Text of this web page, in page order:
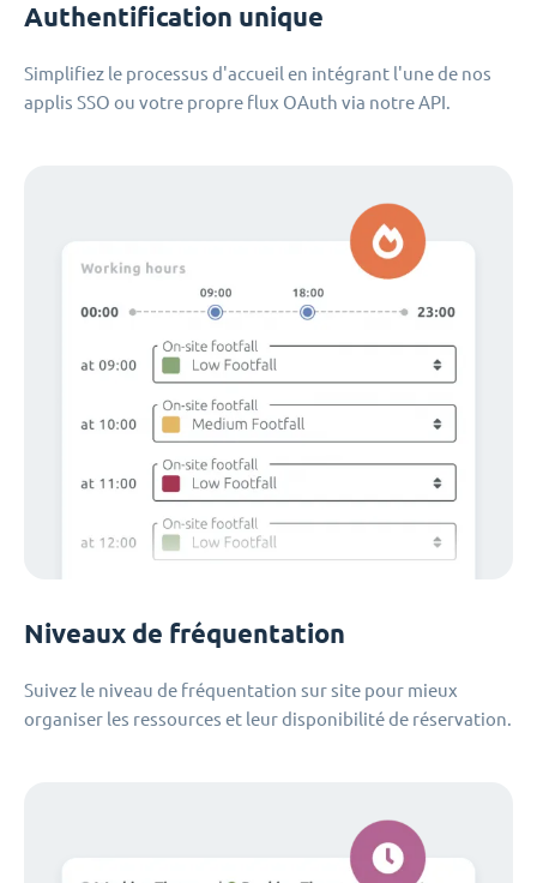
Authentification unique
Simplifiez le processus d'accueil en intégrant l'une de nos
applis SSO ou votre propre flux OAuth via notre API.
Niveaux de fréquentation
Suivez le niveau de fréquentation sur site pour mieux
organiser les ressources et leur disponibilité de réservation.